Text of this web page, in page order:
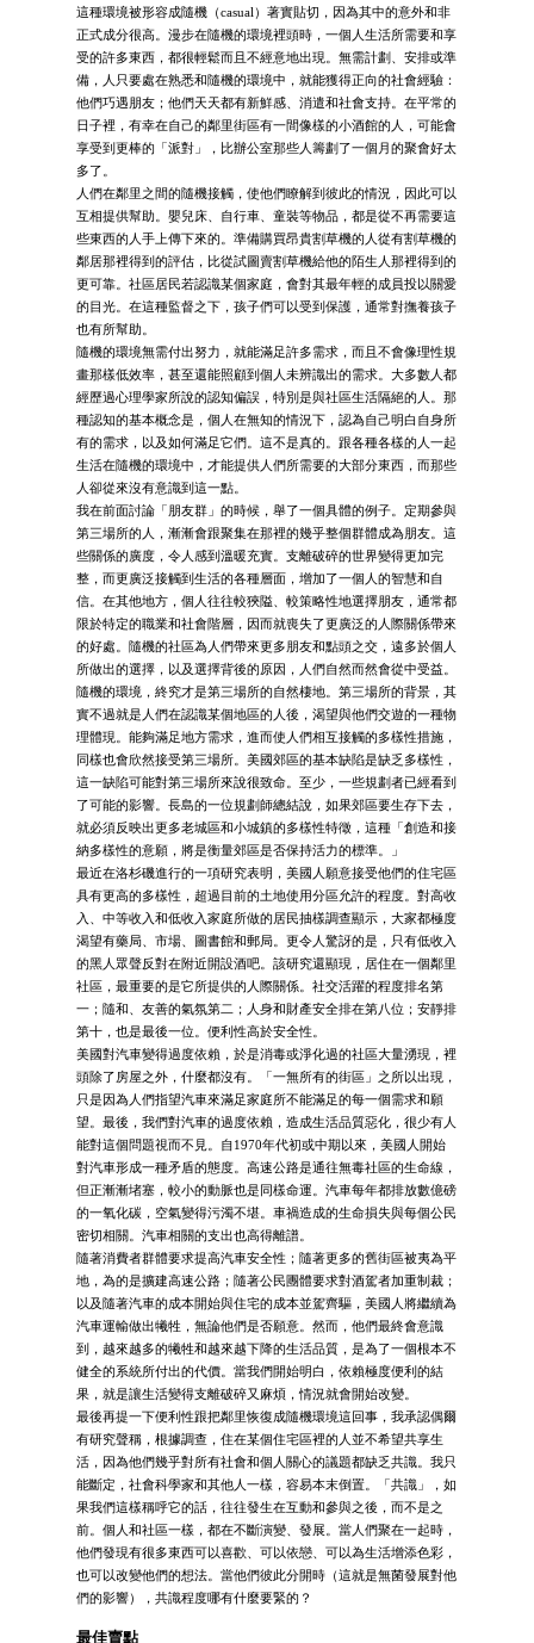
這種環境被形容成隨機（casual）著實貼切，因為其中的意外和非
正式成分很高。漫步在隨機的環境裡頭時，一個人生活所需要和享
受的許多東西，都很輕鬆而且不經意地出現。無需計劃、安排或準
備，人只要處在熟悉和隨機的環境中，就能獲得正向的社會經驗：
他們巧遇朋友；他們天天都有新鮮感、消遣和社會支持。在平常的
日子裡，有幸在自己的鄰里街區有一間像樣的小酒館的人，可能會
享受到更棒的「派對」，比辦公室那些人籌劃了一個月的聚會好太
多了。
人們在鄰里之間的隨機接觸，使他們瞭解到彼此的情況，因此可以
互相提供幫助。嬰兒床、自行車、童裝等物品，都是從不再需要這
些東西的人手上傳下來的。準備購買昂貴割草機的人從有割草機的
鄰居那裡得到的評估，比從試圖賣割草機給他的陌生人那裡得到的
更可靠。社區居民若認識某個家庭，會對其最年輕的成員投以關愛
的目光。在這種監督之下，孩子們可以受到保護，通常對撫養孩子
也有所幫助。
隨機的環境無需付出努力，就能滿足許多需求，而且不會像理性規
畫那樣低效率，甚至還能照顧到個人未辨識出的需求。大多數人都
經歷過心理學家所說的認知偏誤，特別是與社區生活隔絕的人。那
種認知的基本概念是，個人在無知的情況下，認為自己明白自身所
有的需求，以及如何滿足它們。這不是真的。跟各種各樣的人一起
生活在隨機的環境中，才能提供人們所需要的大部分東西，而那些
人卻從來沒有意識到這一點。
我在前面討論「朋友群」的時候，舉了一個具體的例子。定期參與
第三場所的人，漸漸會跟聚集在那裡的幾乎整個群體成為朋友。這
些關係的廣度，令人感到溫暖充實。支離破碎的世界變得更加完
整，而更廣泛接觸到生活的各種層面，增加了一個人的智慧和自
信。在其他地方，個人往往較狹隘、較策略性地選擇朋友，通常都
限於特定的職業和社會階層，因而就喪失了更廣泛的人際關係帶來
的好處。隨機的社區為人們帶來更多朋友和點頭之交，遠多於個人
所做出的選擇，以及選擇背後的原因，人們自然而然會從中受益。
隨機的環境，終究才是第三場所的自然棲地。第三場所的背景，其
實不過就是人們在認識某個地區的人後，渴望與他們交遊的一種物
理體現。能夠滿足地方需求，進而使人們相互接觸的多樣性措施，
同樣也會欣然接受第三場所。美國郊區的基本缺陷是缺乏多樣性，
這一缺陷可能對第三場所來說很致命。至少，一些規劃者已經看到
了可能的影響。長島的一位規劃師總結說，如果郊區要生存下去，
就必須反映出更多老城區和小城鎮的多樣性特徵，這種「創造和接
納多樣性的意願，將是衡量郊區是否保持活力的標準。」
最近在洛杉磯進行的一項研究表明，美國人願意接受他們的住宅區
具有更高的多樣性，超過目前的土地使用分區允許的程度。對高收
入、中等收入和低收入家庭所做的居民抽樣調查顯示，大家都極度
渴望有藥局、市場、圖書館和郵局。更令人驚訝的是，只有低收入
的黑人眾聲反對在附近開設酒吧。該研究還顯現，居住在一個鄰里
社區，最重要的是它所提供的人際關係。社交活躍的程度排名第
一；隨和、友善的氣氛第二；人身和財產安全排在第八位；安靜排
第十，也是最後一位。便利性高於安全性。
美國對汽車變得過度依賴，於是消毒或淨化過的社區大量湧現，裡
頭除了房屋之外，什麼都沒有。「一無所有的街區」之所以出現，
只是因為人們指望汽車來滿足家庭所不能滿足的每一個需求和願
望。最後，我們對汽車的過度依賴，造成生活品質惡化，很少有人
能對這個問題視而不見。自1970年代初或中期以來，美國人開始
對汽車形成一種矛盾的態度。高速公路是通往無毒社區的生命線，
但正漸漸堵塞，較小的動脈也是同樣命運。汽車每年都排放數億磅
的一氧化碳，空氣變得污濁不堪。車禍造成的生命損失與每個公民
密切相關。汽車相關的支出也高得離譜。
隨著消費者群體要求提高汽車安全性；隨著更多的舊街區被夷為平
地，為的是擴建高速公路；隨著公民團體要求對酒駕者加重制裁；
以及隨著汽車的成本開始與住宅的成本並駕齊驅，美國人將繼續為
汽車運輸做出犧牲，無論他們是否願意。然而，他們最終會意識
到，越來越多的犧牲和越來越下降的生活品質，是為了一個根本不
健全的系統所付出的代價。當我們開始明白，依賴極度便利的結
果，就是讓生活變得支離破碎又麻煩，情況就會開始改變。
最後再提一下便利性跟把鄰里恢復成隨機環境這回事，我承認偶爾
有研究聲稱，根據調查，住在某個住宅區裡的人並不希望共享生
活，因為他們幾乎對所有社會和個人關心的議題都缺乏共識。我只
能斷定，社會科學家和其他人一樣，容易本末倒置。「共識」，如
果我們這樣稱呼它的話，往往發生在互動和參與之後，而不是之
前。個人和社區一樣，都在不斷演變、發展。當人們聚在一起時，
他們發現有很多東西可以喜歡、可以依戀、可以為生活增添色彩，
也可以改變他們的想法。當他們彼此分開時（這就是無菌發展對他
們的影響），共識程度哪有什麼要緊的？
最佳賣點